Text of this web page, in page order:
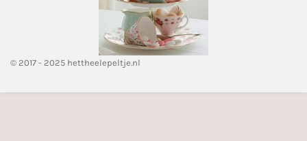
© 2017 - 2025 hettheelepeltje.nl